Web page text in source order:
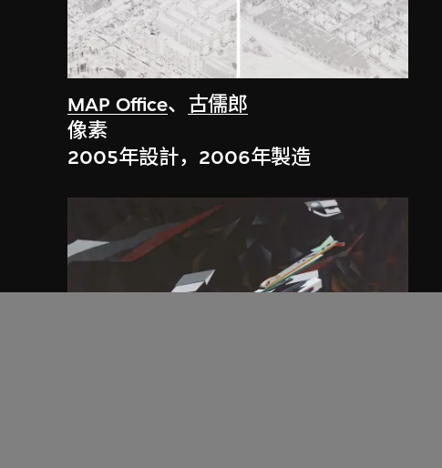
MAP Office、 古儒郎
像素
2005年設計，2006年製造